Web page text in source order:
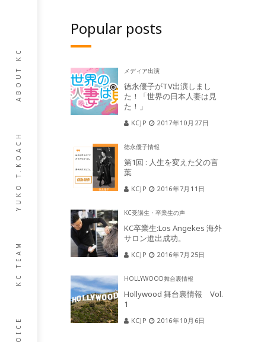
ABOUT KC
YUKO T.KOACH
KC TEAM
VOICE
Popular posts
メディア出演
徳永優子がTV出演しまし
た！「世界の日本人妻は見
た！」
KCJP 2017年10月27日
徳永優子情報
第1回 : 人生を変えた父の言
葉
KCJP 2016年7月11日
KC受講生・卒業生の声
KC卒業生:Los Angekes 海外
サロン進出成功。
KCJP 2016年7月25日
HOLLYWOOD舞台裏情報
Hollywood 舞台裏情報 Vol.
1
KCJP 2016年10月6日